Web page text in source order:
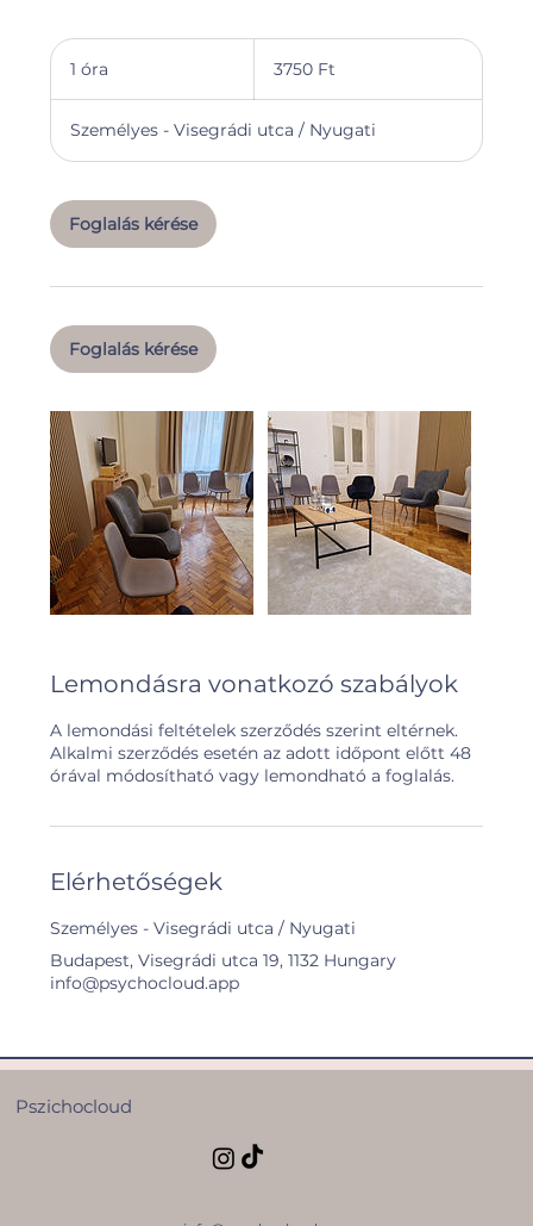
1 óra
forint3750 Ft
Személyes - Visegrádi utca / Nyugati
Foglalás kérése
Foglalás kérése
Lemondásra vonatkozó szabályok
A lemondási feltételek szerződés szerint eltérnek.
Alkalmi szerződés esetén az adott időpont előtt 48
órával módosítható vagy lemondható a foglalás.
Elérhetőségek
Személyes - Visegrádi utca / Nyugati
Budapest, Visegrádi utca 19, 1132 Hungary
info@psychocloud.app
Pszichocloud